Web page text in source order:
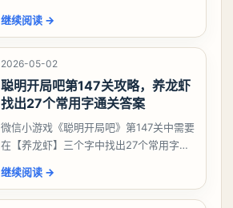
有娜娜莉缺另外一个二队C想打深渊也可以
考虑养个白藏
继续阅读 →
2026-05-02
聪明开局吧第147关攻略，养龙虾
找出27个常用字通关答案
微信小游戏《聪明开局吧》第147关中需要
在【养龙虾】三个字中找出27个常用字，
大、夫、夰、巾、中、虫、下、虾、卜、
囗、吓、卟、
继续阅读 →